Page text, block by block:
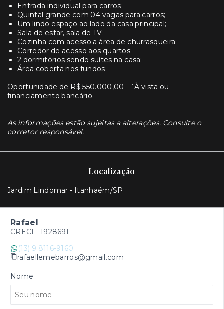
Entrada individual para carros;
Quintal grande com 04 vagas para carros;
Um lindo espaço ao lado da casa principal;
Sala de estar, sala de TV;
Cozinha com acesso a área de churrasqueira;
Corredor de acesso aos quartos;
2 dormitórios sendo suítes na casa;
Área coberta nos fundos;
Oportunidade de R$ 550.000,00 - ´À vista ou
financiamento bancário.
As informações estão sujeitas a alterações. Consulte o
corretor responsável.
Localização
Jardim Lindomar - Itanhaém/SP
Rafael
CRECI - 192869F
(13) 9 8116-9160
rafaellemebarros@gmail.com
Nome